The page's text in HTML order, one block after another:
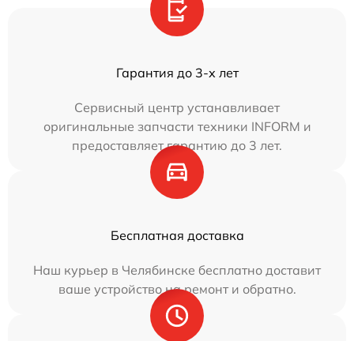
Гарантия до 3-х лет
Сервисный центр устанавливает
оригинальные запчасти техники INFORM и
предоставляет гарантию до 3 лет.
Бесплатная доставка
Наш курьер в Челябинске бесплатно доставит
ваше устройство на ремонт и обратно.